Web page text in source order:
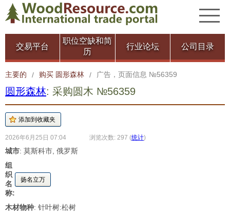
交易平台
职位空缺和简
历
行业论坛 公司目录
主要的 / 购买 圆形森林 / 广告，页面信息 №56359
圆形森林: 采购圆木 №56359
2026年6月25日 07:04 浏览次数: 297 (统计)
城市: 莫斯科市, 俄罗斯
组
织
名
称:
扬名立万
木材物种: 针叶树:松树